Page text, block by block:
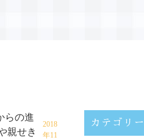
らの進
親せき
2018
年11
カテゴリー